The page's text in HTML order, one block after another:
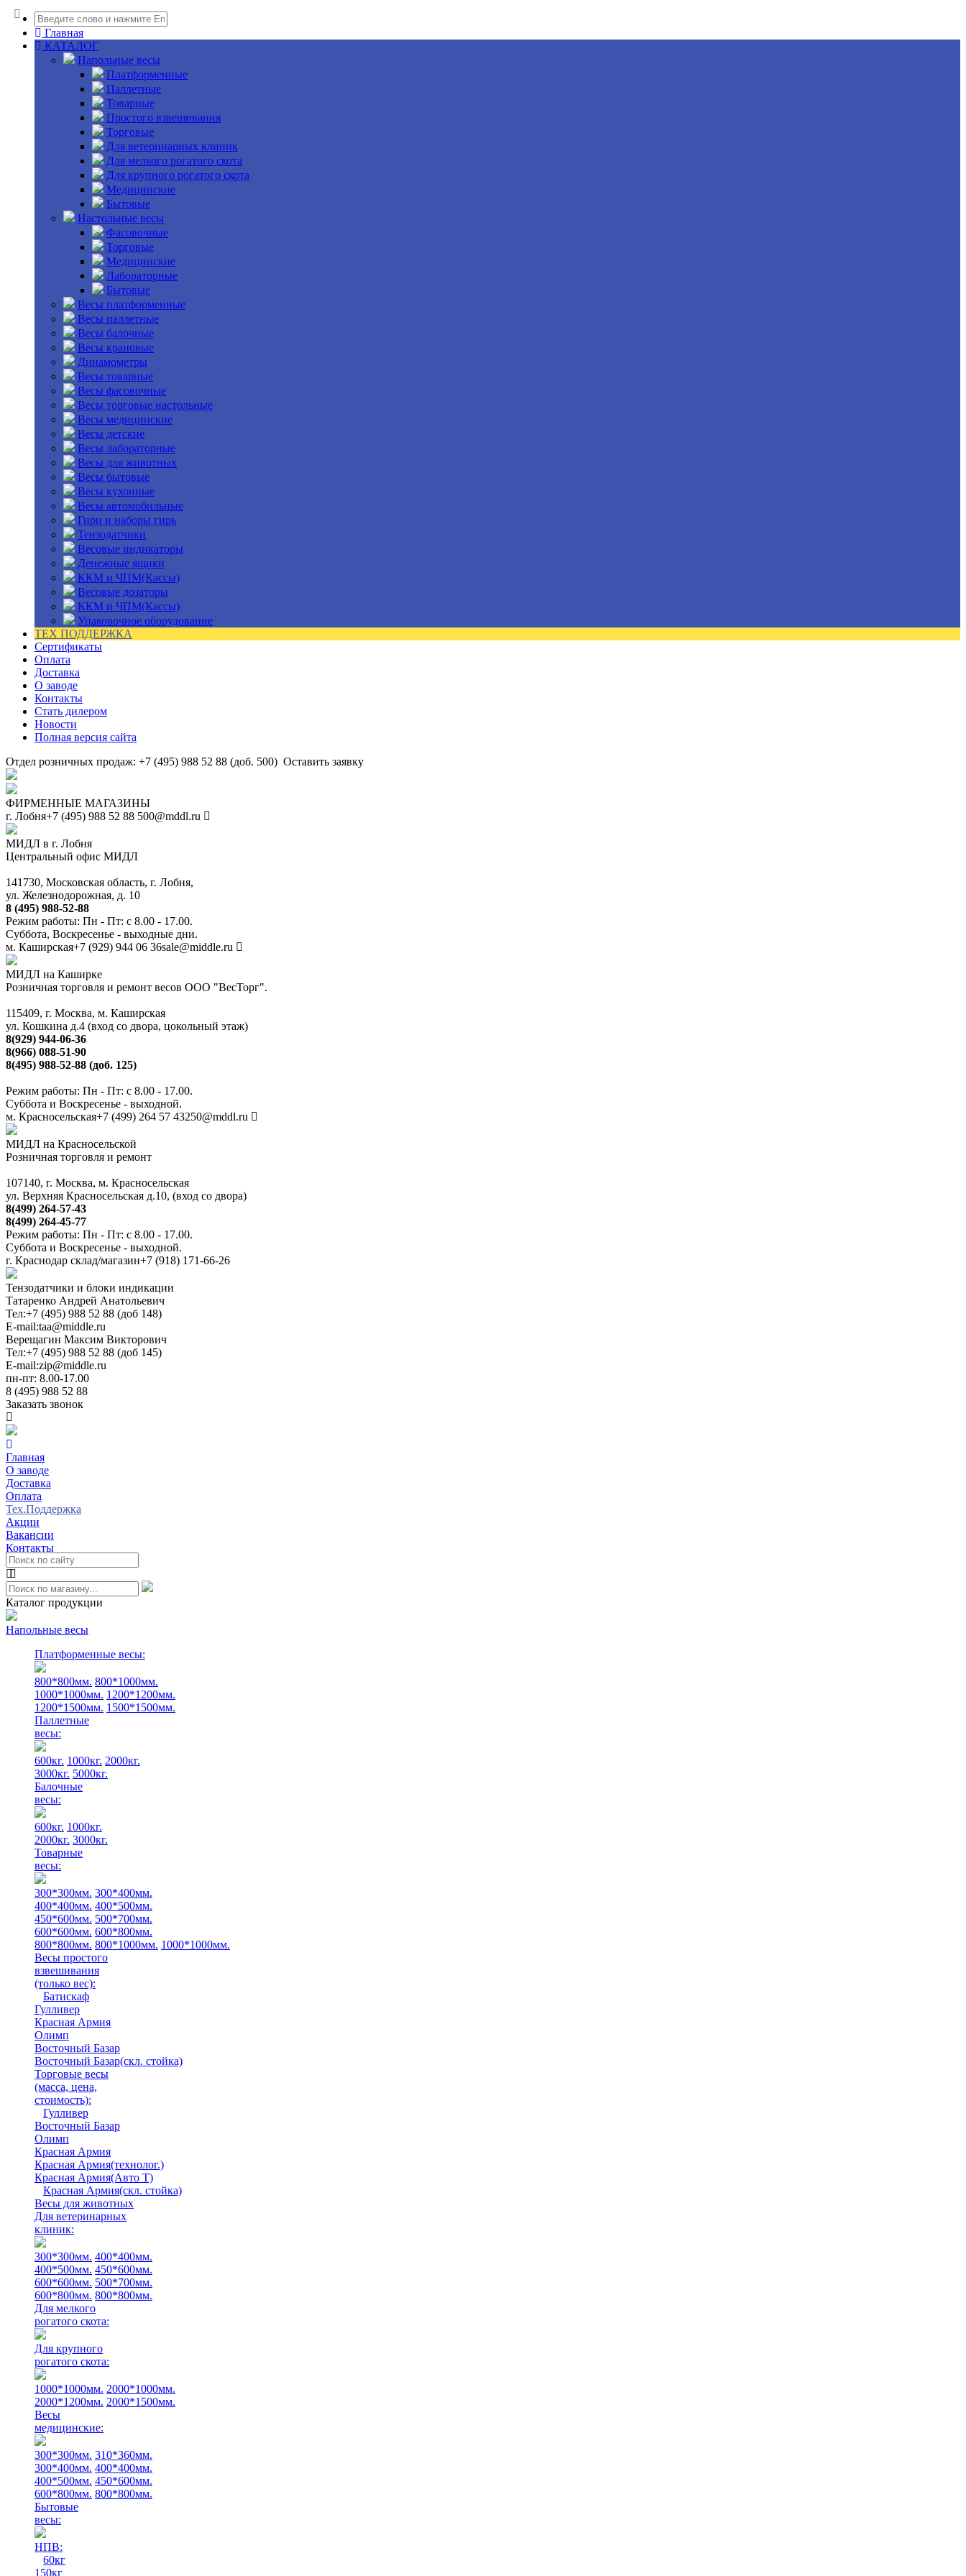
Главная
КАТАЛОГ
Напольные весы
Платформенные
Паллетные
Товарные
Простого взвешивания
Торговые
Для ветеринарных клиник
Для мелкого рогатого скота
Для крупного рогатого скота
Медицинские
Бытовые
Настольные весы
Фасовочные
Торговые
Медицинские
Лабораторные
Бытовые
Весы платформенные
Весы паллетные
Весы балочные
Весы крановые
Динамометры
Весы товарные
Весы фасовочные
Весы торговые настольные
Весы медицинские
Весы детские
Весы лабораторные
Весы для животных
Весы бытовые
Весы кухонные
Весы автомобильные
Гири и наборы гирь
Тензодатчики
Весовые индикаторы
Денежные ящики
ККМ и ЧПМ(Кассы)
Весовые дозаторы
ККМ и ЧПМ(Кассы)
Упаковочное оборудование
ТЕХ ПОДДЕРЖКА
Сертификаты
Оплата
Доставка
О заводе
Контакты
Стать дилером
Новости
Полная версия сайта
Отдел розничных продаж: +7 (495) 988 52 88 (доб. 500) Оставить заявку
ФИРМЕННЫЕ МАГАЗИНЫ
г. Лобня+7 (495) 988 52 88 500@mddl.ru
МИДЛ в г. Лобня
Центральный офис МИДЛ
141730, Московская область, г. Лобня,
ул. Железнодорожная, д. 10
8 (495) 988-52-88
Режим работы: Пн - Пт: с 8.00 - 17.00.
Суббота, Воскресенье - выходные дни.
м. Каширская+7 (929) 944 06 36sale@middle.ru
МИДЛ на Каширке
Розничная торговля и ремонт весов ООО "ВесТорг".
115409, г. Москва, м. Каширская
ул. Кошкина д.4 (вход со двора, цокольный этаж)
8(929) 944-06-36
8(966) 088-51-90
8(495) 988-52-88 (доб. 125)
Режим работы: Пн - Пт: с 8.00 - 17.00.
Суббота и Воскресенье - выходной.
м. Красносельская+7 (499) 264 57 43250@mddl.ru
МИДЛ на Красносельской
Розничная торговля и ремонт
107140, г. Москва, м. Красносельская
ул. Верхняя Красносельская д.10, (вход со двора)
8(499) 264-57-43
8(499) 264-45-77
Режим работы: Пн - Пт: с 8.00 - 17.00.
Суббота и Воскресенье - выходной.
г. Краснодар склад/магазин+7 (918) 171-66-26
Тензодатчики и блоки индикации
Татаренко Андрей Анатольевич
Тел:+7 (495) 988 52 88 (доб 148)
E-mail:taa@middle.ru
Верещагин Максим Викторович
Тел:+7 (495) 988 52 88 (доб 145)
E-mail:zip@middle.ru
пн-пт: 8.00-17.00
8 (495) 988 52 88
Заказать звонок
Главная
О заводе
Доставка
Оплата
Тех.Поддержка
Акции
Вакансии
Контакты
Каталог продукции
Напольные весы
Платформенные весы:
800*800мм. 800*1000мм.
1000*1000мм. 1200*1200мм.
1200*1500мм. 1500*1500мм.
Паллетные
весы:
600кг. 1000кг. 2000кг.
3000кг. 5000кг.
Балочные
весы:
600кг. 1000кг.
2000кг. 3000кг.
Товарные
весы:
300*300мм. 300*400мм.
400*400мм. 400*500мм.
450*600мм. 500*700мм.
600*600мм. 600*800мм.
800*800мм. 800*1000мм. 1000*1000мм.
Весы простого
взвешивания
(только вес):
Батискаф
Гулливер
Красная Армия
Олимп
Восточный Базар
Восточный Базар(скл. стойка)
Торговые весы
(масса, цена,
стоимость):
Гулливер
Восточный Базар
Олимп
Красная Армия
Красная Армия(технолог.)
Красная Армия(Авто Т)
Красная Армия(скл. стойка)
Весы для животных
Для ветеринарных
клиник:
300*300мм. 400*400мм.
400*500мм. 450*600мм.
600*600мм. 500*700мм.
600*800мм. 800*800мм.
Для мелкого
рогатого скота:
Для крупного
рогатого скота:
1000*1000мм. 2000*1000мм.
2000*1200мм. 2000*1500мм.
Весы
медицинские:
300*300мм. 310*360мм.
300*400мм. 400*400мм.
400*500мм. 450*600мм.
600*800мм. 800*800мм.
Бытовые
весы:
НПВ:
60кг
150кг